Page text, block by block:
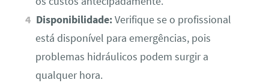
Disponibilidade:Verifique se o profissional
está disponível para emergências, pois
problemas hidráulicos podem surgir a
qualquer hora.